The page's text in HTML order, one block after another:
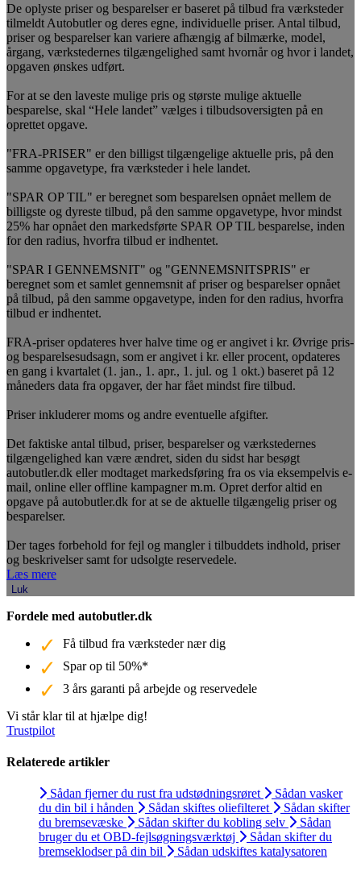
De oplyste priser og besparelser er baseret på tilbud fra værksteder
tilmeldt Autobutler og deres egne, individuelle priser. Antal tilbud,
priser og besparelser kan variere afhængig af bilmærke, model,
årgang, værkstedernes tilgængelighed samt hvornår og hvor i landet,
opgaven ønskes udført.
For at se den laveste mulige pris og største mulige aktuelle
besparelse, skal “Hele landet” vælges i tilbudsoversigten på en
oprettet opgave.
"FRA-PRISER" er den billigst tilgængelige aktuelle pris, på den
samme opgavetype, fra værksteder i hele landet.
"SPAR OP TIL" er beregnet som besparelsen opnået mellem de
billigste og dyreste tilbud, på den samme opgavetype, hvor mindst
25% har opnået den markedsførte SPAR OP TIL besparelse, inden
for den radius, hvorfra tilbud er indhentet.
"SPAR I GENNEMSNIT" og "GENNEMSNITSPRIS" er
beregnet som et samlet gennemsnit af priser og besparelser opnået
på tilbud, på den samme opgavetype, inden for den radius, hvorfra
tilbud er indhentet.
FRA-priser opdateres hver halve time og er angivet i kr. Øvrige pris-
og besparelsesudsagn, som er angivet i kr. eller procent, opdateres
en gang i kvartalet (1. jan., 1. apr., 1. jul. og 1 okt.) baseret på 12
måneders data fra opgaver, der har fået mindst fire tilbud.
Priser inkluderer moms og andre eventuelle afgifter.
Det faktiske antal tilbud, priser, besparelser og værkstedernes
tilgængelighed kan være ændret, siden du sidst har besøgt
autobutler.dk eller modtaget markedsføring fra os via eksempelvis e-
mail, online eller offline kampagner m.m. Opret derfor altid en
opgave på autobutler.dk for at se de aktuelle tilgængelig priser og
besparelser.
Der tages forbehold for fejl og mangler i tilbuddets indhold, priser
og beskrivelser samt for udsolgte reservedele.
Læs mere
Luk
Fordele med autobutler.dk
Få tilbud fra værksteder nær dig
Spar op til 50%*
3 års garanti på arbejde og reservedele
Vi står klar til at hjælpe dig!
Trustpilot
Relaterede artikler
Sådan fjerner du rust fra udstødningsrøret
Sådan vasker
du din bil i hånden
Sådan skiftes oliefilteret
Sådan skifter
du bremsevæske
Sådan skifter du kobling selv
Sådan
bruger du et OBD-fejlsøgningsværktøj
Sådan skifter du
bremseklodser på din bil
Sådan udskiftes katalysatoren